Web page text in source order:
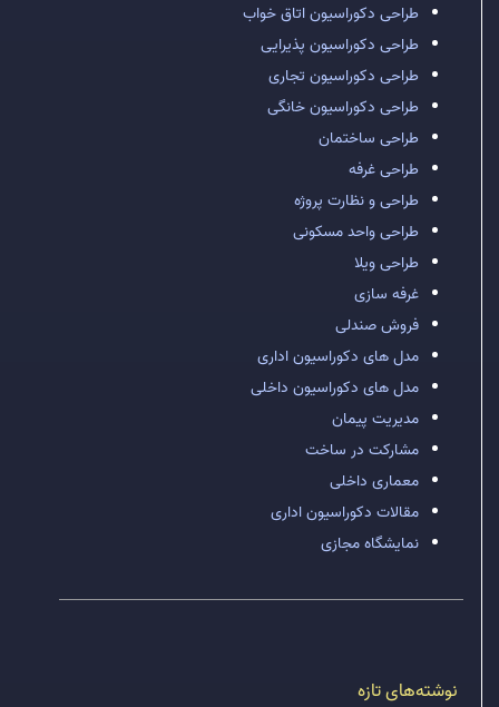
طراحی دکوراسیون اتاق خواب
طراحی دکوراسیون پذیرایی
طراحی دکوراسیون تجاری
طراحی دکوراسیون خانگی
طراحی ساختمان
طراحی غرفه
طراحی و نظارت پروژه
طراحی واحد مسکونی
طراحی ویلا
غرفه سازی
فروش صندلی
مدل های دکوراسیون اداری
مدل های دکوراسیون داخلی
مدیریت پیمان
مشارکت در ساخت
معماری داخلی
مقالات دکوراسیون اداری
نمایشگاه مجازی
نوشته‌های تازه